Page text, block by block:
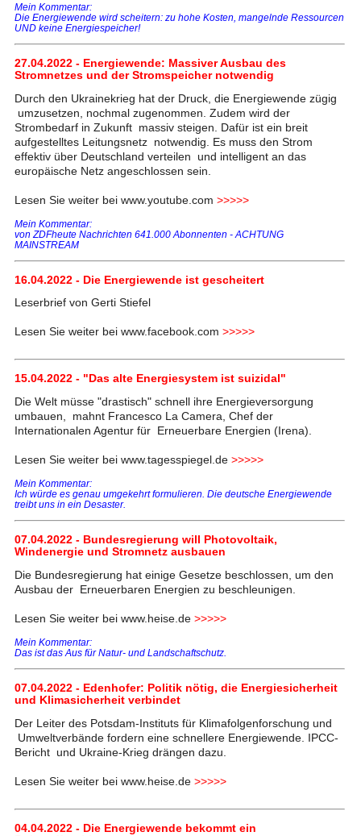
Mein Kommentar:
Die Energiewende wird scheitern: zu hohe Kosten, mangelnde Ressourcen
UND keine Energiespeicher!
27.04.2022 - Energiewende: Massiver Ausbau des
Stromnetzes und der Stromspeicher notwendig
Durch den Ukrainekrieg hat der Druck, die Energiewende zügig
umzusetzen, nochmal zugenommen. Zudem wird der
Strombedarf in Zukunft massiv steigen. Dafür ist ein breit
aufgestelltes Leitungsnetz notwendig. Es muss den Strom
effektiv über Deutschland verteilen und intelligent an das
europäische Netz angeschlossen sein.
Lesen Sie weiter bei www.youtube.com >>>>>
Mein Kommentar:
von ZDFheute Nachrichten 641.000 Abonnenten - ACHTUNG
MAINSTREAM
16.04.2022 - Die Energiewende ist gescheitert
Leserbrief von Gerti Stiefel
Lesen Sie weiter bei www.facebook.com >>>>>
15.04.2022 - "Das alte Energiesystem ist suizidal"
Die Welt müsse "drastisch" schnell ihre Energieversorgung
umbauen, mahnt Francesco La Camera, Chef der
Internationalen Agentur für Erneuerbare Energien (Irena).
Lesen Sie weiter bei www.tagesspiegel.de >>>>>
Mein Kommentar:
Ich würde es genau umgekehrt formulieren. Die deutsche Energiewende
treibt uns in ein Desaster.
07.04.2022 - Bundesregierung will Photovoltaik,
Windenergie und Stromnetz ausbauen
Die Bundesregierung hat einige Gesetze beschlossen, um den
Ausbau der Erneuerbaren Energien zu beschleunigen.
Lesen Sie weiter bei www.heise.de >>>>>
Mein Kommentar:
Das ist das Aus für Natur- und Landschaftschutz.
07.04.2022 - Edenhofer: Politik nötig, die Energiesicherheit
und Klimasicherheit verbindet
Der Leiter des Potsdam-Instituts für Klimafolgenforschung und
Umweltverbände fordern eine schnellere Energiewende. IPCC-
Bericht und Ukraine-Krieg drängen dazu.
Lesen Sie weiter bei www.heise.de >>>>>
04.04.2022 - Die Energiewende bekommt ein